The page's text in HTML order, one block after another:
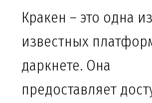
Кракен – это одна
известных
даркнете. Она
предоставляет